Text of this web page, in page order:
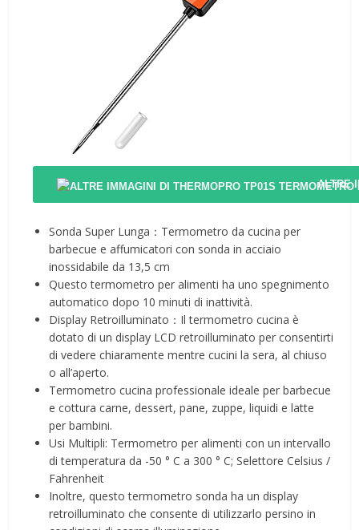
ALTRE
Sonda Super Lunga：Termometro da cucina per
barbecue e affumicatori con sonda in acciaio
inossidabile da 13,5 cm
Questo termometro per alimenti ha uno spegnimento
automatico dopo 10 minuti di inattività.
Display Retroilluminato：Il termometro cucina è
dotato di un display LCD retroilluminato per consentirti
di vedere chiaramente mentre cucini la sera, al chiuso
o all’aperto.
Termometro cucina professionale ideale per barbecue
e cottura carne, dessert, pane, zuppe, liquidi e latte
per bambini.
Usi Multipli: Termometro per alimenti con un intervallo
di temperatura da -50 ° C a 300 ° C; Selettore Celsius /
Fahrenheit
Inoltre, questo termometro sonda ha un display
retroilluminato che consente di utilizzarlo persino in